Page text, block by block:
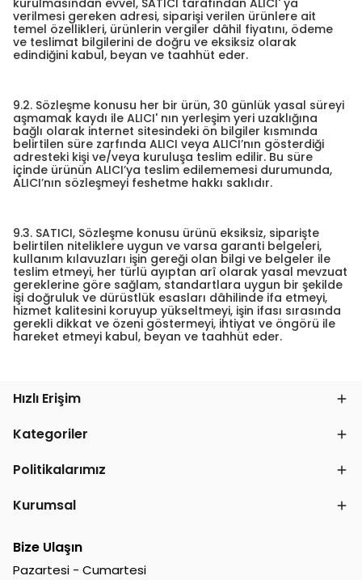
kurulmasından evvel, SATICI tarafından ALICI' ya
verilmesi gereken adresi, siparişi verilen ürünlere ait
temel özellikleri, ürünlerin vergiler dâhil fiyatını, ödeme
ve teslimat bilgilerini de doğru ve eksiksiz olarak
edindiğini kabul, beyan ve taahhüt eder.
9.2. Sözleşme konusu her bir ürün, 30 günlük yasal süreyi
aşmamak kaydı ile ALICI' nın yerleşim yeri uzaklığına
bağlı olarak internet sitesindeki ön bilgiler kısmında
belirtilen süre zarfında ALICI veya ALICI’nın gösterdiği
adresteki kişi ve/veya kuruluşa teslim edilir. Bu süre
içinde ürünün ALICI’ya teslim edilememesi durumunda,
ALICI’nın sözleşmeyi feshetme hakkı saklıdır.
9.3. SATICI, Sözleşme konusu ürünü eksiksiz, siparişte
belirtilen niteliklere uygun ve varsa garanti belgeleri,
kullanım kılavuzları işin gereği olan bilgi ve belgeler ile
teslim etmeyi, her türlü ayıptan arî olarak yasal mevzuat
gereklerine göre sağlam, standartlara uygun bir şekilde
işi doğruluk ve dürüstlük esasları dâhilinde ifa etmeyi,
hizmet kalitesini koruyup yükseltmeyi, işin ifası sırasında
gerekli dikkat ve özeni göstermeyi, ihtiyat ve öngörü ile
hareket etmeyi kabul, beyan ve taahhüt eder.
Hızlı Erişim
Kategoriler
Politikalarımız
Kurumsal
Bize Ulaşın
Pazartesi - Cumartesi